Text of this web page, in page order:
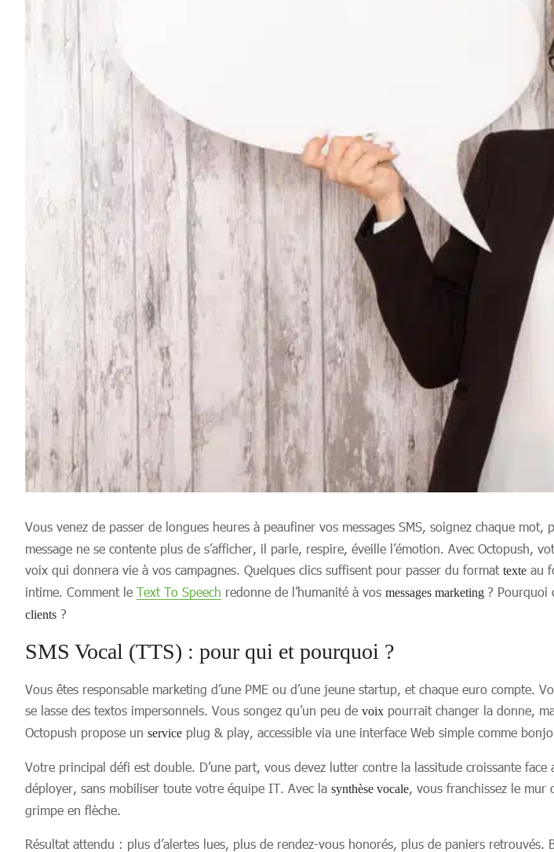
Vous venez de passer de longues heures à peaufiner vos messages SMS, soignez chaque
message ne se contente plus de s’afficher, il parle, respire, éveille l’émotion. Avec Octopush,
voix qui donnera vie à vos campagnes. Quelques clics suffisent pour passer du format texte au
intime. Comment le Text To Speech redonne de l’humanité à vos messages marketing ? Pourquoi
clients ?
SMS Vocal (TTS) : pour qui et pourquoi ?
Vous êtes responsable marketing d’une PME ou d’une jeune startup, et chaque euro compte.
se lasse des textos impersonnels. Vous songez qu’un peu de voix pourrait changer la donne,
Octopush propose un service plug & play, accessible via une interface Web simple comme
Votre principal défi est double. D’une part, vous devez lutter contre la lassitude croissante
déployer, sans mobiliser toute votre équipe IT. Avec la synthèse vocale, vous franchissez le mur
grimpe en flèche.
Résultat attendu : plus d’alertes lues, plus de rendez-vous honorés, plus de paniers